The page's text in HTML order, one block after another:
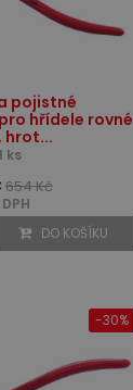
pojistné
hřídele rovné
hrot...
ks
654 Kč
DO KOŠÍKU
-30%